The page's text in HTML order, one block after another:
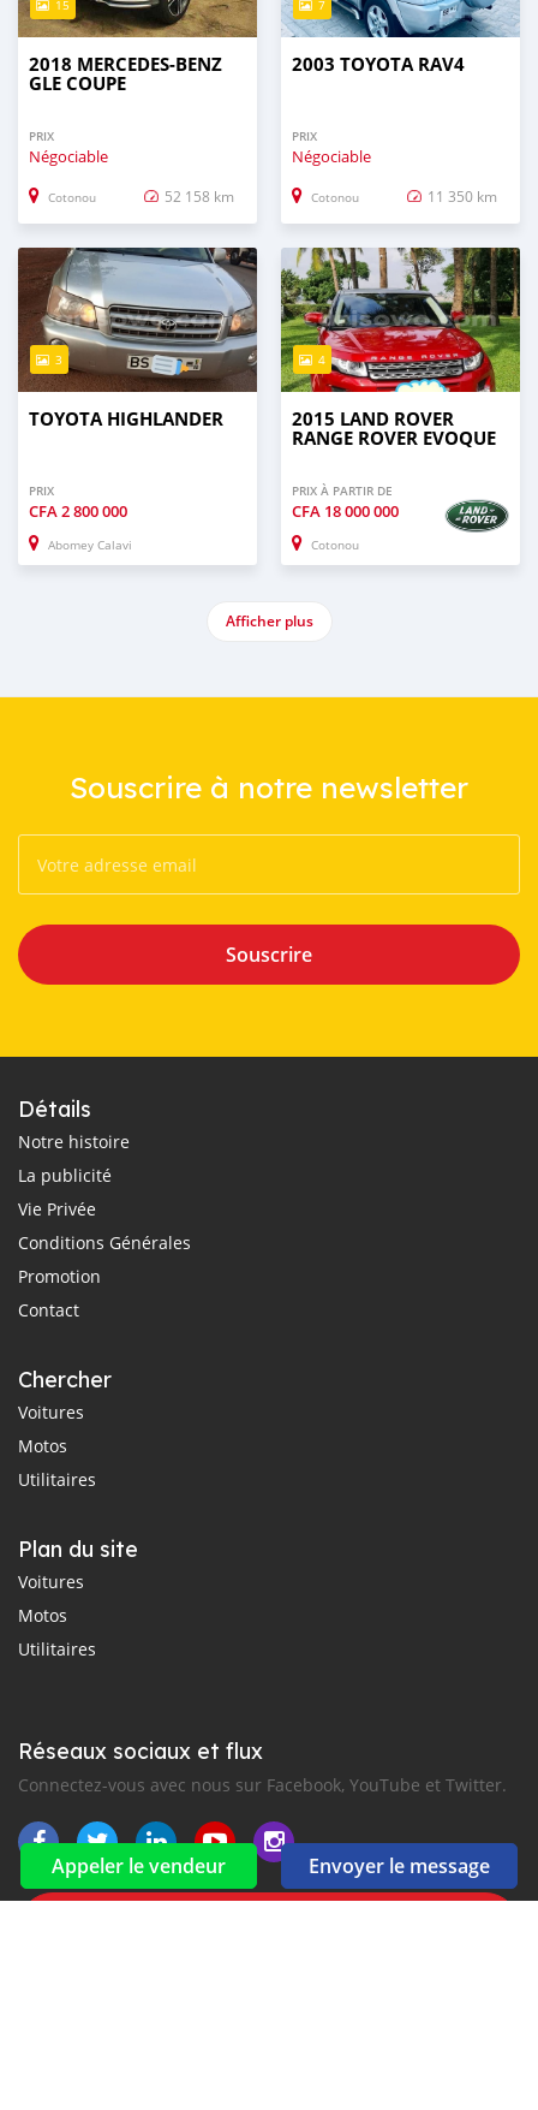
Appeler le vendeur Envoyer le message
15
2018 MERCEDES-BENZ
GLE COUPE
PRIX
Négociable
Cotonou 52 158 km
7
2003 TOYOTA RAV4
PRIX
Négociable
Cotonou 11 350 km
3
TOYOTA HIGHLANDER
PRIX
CFA2 800 000
Abomey Calavi
4
2015 LAND ROVER
RANGE ROVER EVOQUE
PRIX À PARTIR DE
CFA 18 000 000
Cotonou
Afficher plus
Souscrire à notre newsletter
Souscrire
Détails
Notre histoire
La publicité
Vie Privée
Conditions Générales
Promotion
Contact
Chercher
Voitures
Motos
Utilitaires
Plan du site
Voitures
Motos
Utilitaires
Réseaux sociaux et flux
Connectez-vous avec nous sur Facebook, YouTube et Twitter.